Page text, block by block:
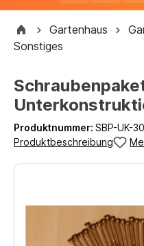
Gartenhaus
Sonstiges
Produktnummer: SBP-UK-
Produktbeschreibung